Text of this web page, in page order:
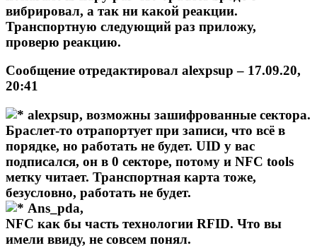
вибрировал, а так ни какой реакции.
Транспортную следующий раз приложу,
проверю реакцию.
Сообщение отредактировал alexpsup – 17.09.20,
20:41
alexpsup, возможны зашифрованные сектора.
Браслет-то отрапортует при записи, что всё в
порядке, но работать не будет. UID у вас
подписался, он в 0 секторе, потому и NFC tools
метку читает. Транспортная карта тоже,
безусловно, работать не будет.
Ans_pda,
NFC как бы часть технологии RFID. Что вы
имели ввиду, не совсем понял.